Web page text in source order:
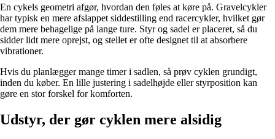
En cykels geometri afgør, hvordan den føles at køre på. Gravelcykler
har typisk en mere afslappet siddestilling end racercykler, hvilket gør
dem mere behagelige på lange ture. Styr og sadel er placeret, så du
sidder lidt mere oprejst, og stellet er ofte designet til at absorbere
vibrationer.
Hvis du planlægger mange timer i sadlen, så prøv cyklen grundigt,
inden du køber. En lille justering i sadelhøjde eller styrposition kan
gøre en stor forskel for komforten.
Udstyr, der gør cyklen mere alsidig